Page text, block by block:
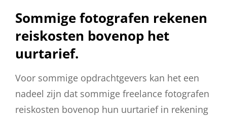
Sommige fotografen rekenen
reiskosten bovenop het
uurtarief.
Voor sommige opdrachtgevers kan het een
nadeel zijn dat sommige freelance fotografen
reiskosten bovenop hun uurtarief in rekening